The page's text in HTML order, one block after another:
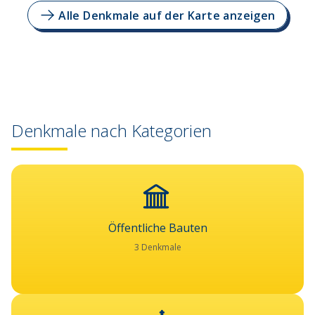
Alle Denkmale auf der Karte anzeigen
Denkmale nach Kategorien
Öffentliche Bauten
3 Denkmale